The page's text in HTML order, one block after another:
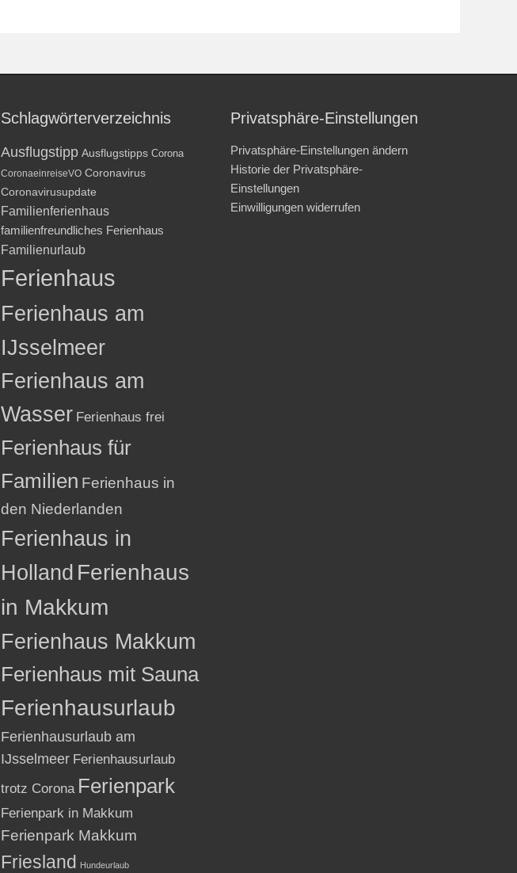
Schlagwörterverzeichnis
Ausflugstipp Ausflugstipps Corona
CoronaeinreiseVO Coronavirus
Coronavirusupdate
Familienferienhaus
familienfreundliches Ferienhaus
Familienurlaub
Ferienhaus
Ferienhaus am
IJsselmeer
Ferienhaus am
Wasser Ferienhaus frei
Ferienhaus für
Familien Ferienhaus in
den Niederlanden
Ferienhaus in
Holland Ferienhaus
in Makkum
Ferienhaus Makkum
Ferienhaus mit Sauna
Ferienhausurlaub
Ferienhausurlaub am
IJsselmeer Ferienhausurlaub
trotz Corona Ferienpark
Ferienpark in Makkum
Ferienpark Makkum
Friesland Hundeurlaub
Privatsphäre-Einstellungen
Privatsphäre-Einstellungen ändern
Historie der Privatsphäre-
Einstellungen
Einwilligungen widerrufen